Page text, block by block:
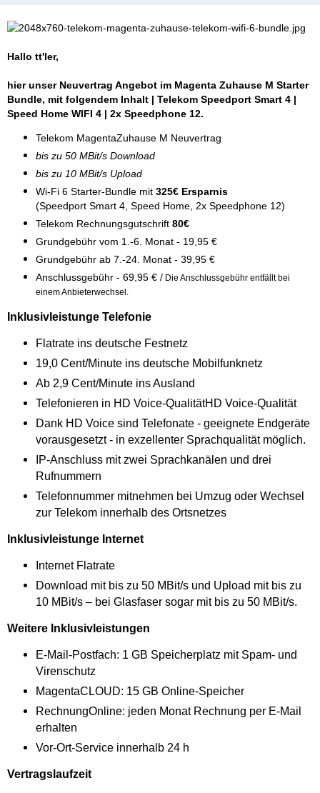
Hallo tt'ler,
hier unser Neuvertrag Angebot im Magenta Zuhause M Starter
Bundle, mit folgendem Inhalt | Telekom Speedport Smart 4 |
Speed Home WIFI 4 | 2x Speedphone 12.
Telekom MagentaZuhause M Neuvertrag
bis zu 50 MBit/s Download
bis zu 10 MBit/s Upload
Wi-Fi 6 Starter-Bundle mit 325€ Ersparnis
(Speedport Smart 4, Speed Home, 2x Speedphone 12)
Telekom Rechnungsgutschrift 80€
Grundgebühr vom 1.-6. Monat - 19,95 €
Grundgebühr ab 7.-24. Monat - 39,95 €
Anschlussgebühr - 69,95 € / Die Anschlussgebühr entfällt bei
einem Anbieterwechsel.
Inklusivleistunge Telefonie
Flatrate ins deutsche Festnetz
19,0 Cent/Minute ins deutsche Mobilfunknetz
Ab 2,9 Cent/Minute ins Ausland
Telefonieren in HD Voice-QualitätHD Voice-Qualität
Dank HD Voice sind Telefonate - geeignete Endgeräte
vorausgesetzt - in exzellenter Sprachqualität möglich.
IP-Anschluss mit zwei Sprachkanälen und drei
Rufnummern
Telefonnummer mitnehmen bei Umzug oder Wechsel
zur Telekom innerhalb des Ortsnetzes
Inklusivleistunge Internet
Internet Flatrate
Download mit bis zu 50 MBit/s und Upload mit bis zu
10 MBit/s – bei Glasfaser sogar mit bis zu 50 MBit/s.
Weitere Inklusivleistungen
E-Mail-Postfach: 1 GB Speicherplatz mit Spam- und
Virenschutz
MagentaCLOUD: 15 GB Online-Speicher
RechnungOnline: jeden Monat Rechnung per E-Mail
erhalten
Vor-Ort-Service innerhalb 24 h
Vertragslaufzeit